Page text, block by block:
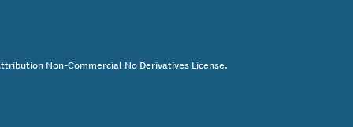
Non-Commercial No Derivatives License.